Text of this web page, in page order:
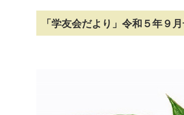
「学友会だより」令和５年９月